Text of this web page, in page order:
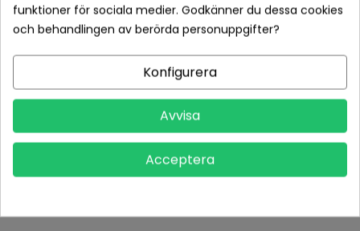
Betala tryggt med Klarna checkout
Leveranstid normalt 1-2 dagar med spårbar frakt
Returvillkor 14 dagars öppet köp (se köpvillkor)
PRODUKTDETALJER
Tillverkare
funktioner för sociala medier. Godkänner du dessa cookies
och behandlingen av berörda personuppgifter?
Konfigurera
Avvisa
Acceptera